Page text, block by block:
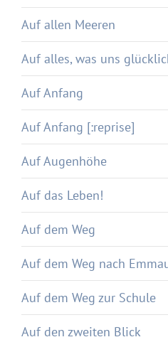
Auf allen Meeren
Auf alles, was uns
Auf Anfang
Auf Anfang [:reprise]
Auf Augenhöhe
Auf das Leben!
Auf dem Weg
Auf dem Weg nach
Auf dem Weg zur Schule
Auf den zweiten Blick